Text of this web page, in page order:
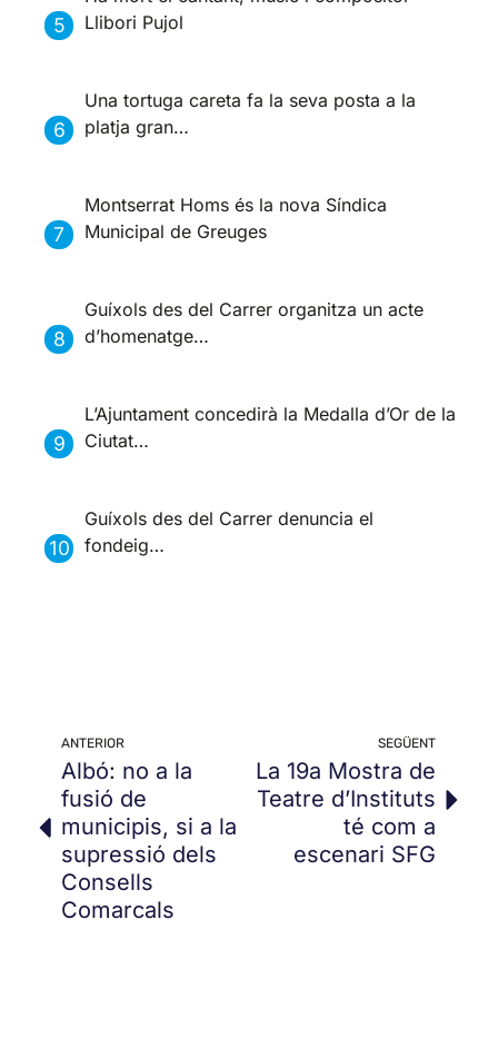
Llibori Pujol
Una tortuga careta fa la seva posta a la
platja gran…
Montserrat Homs és la nova Síndica
Municipal de Greuges
Guíxols des del Carrer organitza un acte
d’homenatge…
L’Ajuntament concedirà la Medalla d’Or de la
Ciutat…
Guíxols des del Carrer denuncia el
fondeig…
ANTERIOR
Albó: no a la
fusió de
municipis, si a la
supressió dels
Consells
Comarcals
SEGÜENT
La 19a Mostra de
Teatre d’Instituts
té com a
escenari SFG